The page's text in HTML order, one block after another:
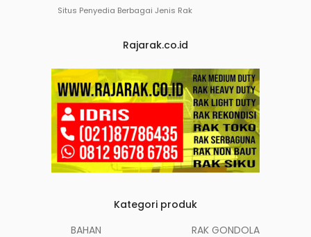
Situs Penyedia Berbagai Jenis Rak
Rajarak.co.id
Kategori produk
BAHAN
RAK GONDOLA